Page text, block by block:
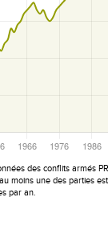
des conflits armés
moins une des parties
par an.